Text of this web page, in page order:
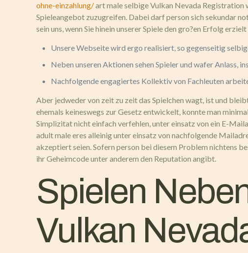
ohne-einzahlung/art male selbige Vulkan Nevada Registration
Spieleangebot zuzugreifen. Dabei darf person sich sekundar
sein uns, wenn Sie hinein unserer Spiele den gro?en Erfolg erzielt
Unsere Webseite wird ergo realisiert, so gegenseitig
Neben unseren Aktionen sehen Spieler und wafer Anlass,
Nachfolgende engagiertes Kollektiv von Fachleuten
Aber jedweder von zeit zu zeit das Spielchen wagt, ist und
ehemals keineswegs zur Gesetz entwickelt, konnte man
Simplizitat nicht einfach verfehlen, unter einsatz von ein E-
adult male eres alleinig unter einsatz von nachfolgende
akzeptiert seien. Sofern person bei diesem Problem nichtens
ihr Geheimcode unter anderem den Reputation angibt.
Spielen
Vulkan